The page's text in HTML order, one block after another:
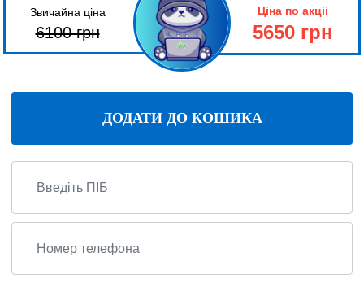
Звичайна ціна
6100грн
Ціна по акціі
5650 грн
ДОДАТИ ДО КОШИКА